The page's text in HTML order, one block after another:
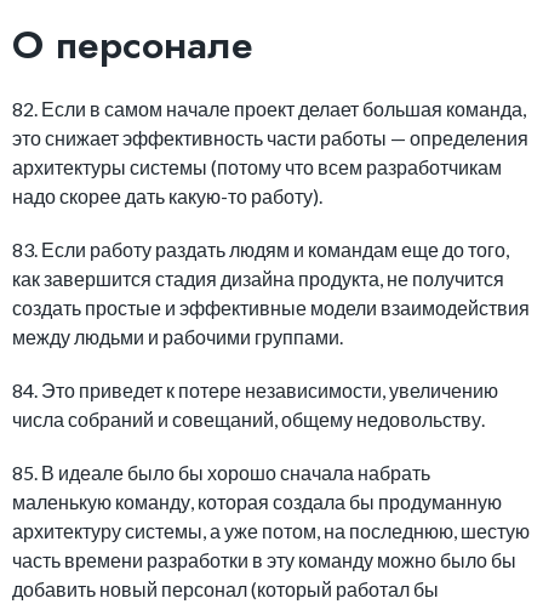
О персонале
82. Если в самом начале проект делает большая команда,
это снижает эффективность части работы — определения
архитектуры системы (потому что всем разработчикам
надо скорее дать какую-то работу).
83. Если работу раздать людям и командам еще до того,
как завершится стадия дизайна продукта, не получится
создать простые и эффективные модели взаимодействия
между людьми и рабочими группами.
84. Это приведет к потере независимости, увеличению
числа собраний и совещаний, общему недовольству.
85. В идеале было бы хорошо сначала набрать
маленькую команду, которая создала бы продуманную
архитектуру системы, а уже потом, на последнюю, шестую
часть времени разработки в эту команду можно было бы
добавить новый персонал (который работал бы